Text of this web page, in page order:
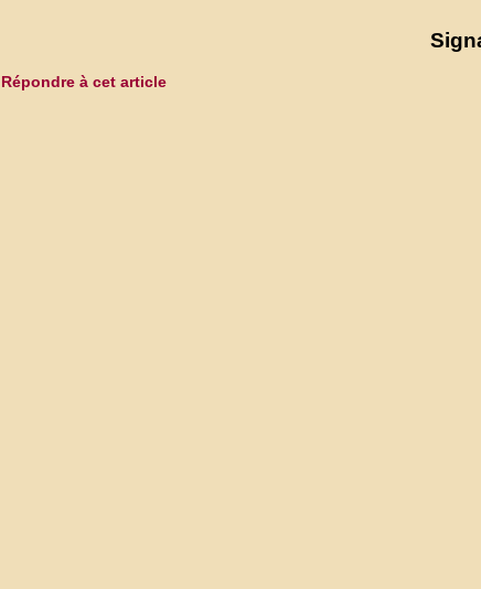
Répondre à cet article